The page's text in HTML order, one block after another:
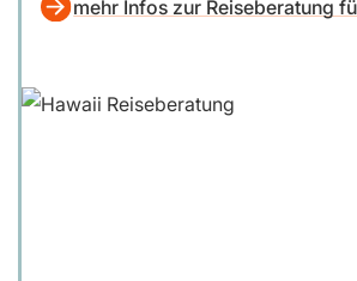
mehr Infos zur Reiseberatung